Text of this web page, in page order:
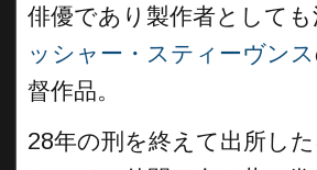
俳優であり製作者としても
ッシャー・スティーヴンス
督作品。
28年の刑を終えて出所した